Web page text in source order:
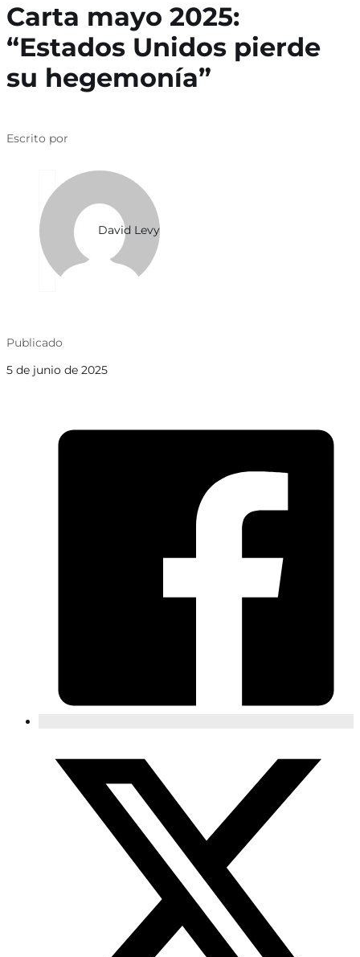
Carta mayo 2025:
“Estados Unidos pierde
su hegemonía”
Escrito por
David Levy
Publicado
5 de junio de 2025